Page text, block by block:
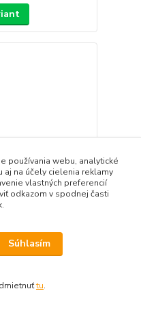
používania webu, analytické
na účely cielenia reklamy
vlastných preferencií
odkazom v spodnej časti
Súhlasím
tu.